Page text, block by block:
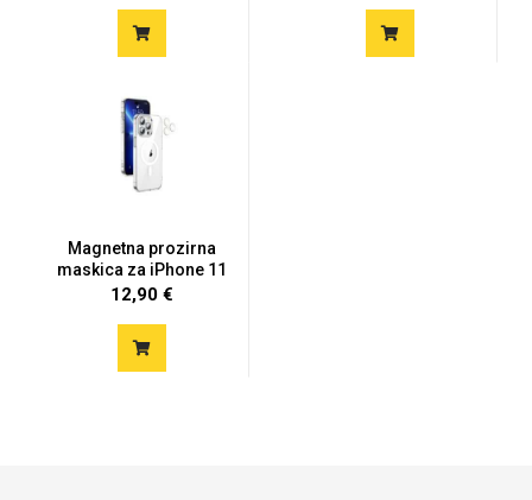
Magnetna prozirna
maskica za iPhone 11
12,90 €